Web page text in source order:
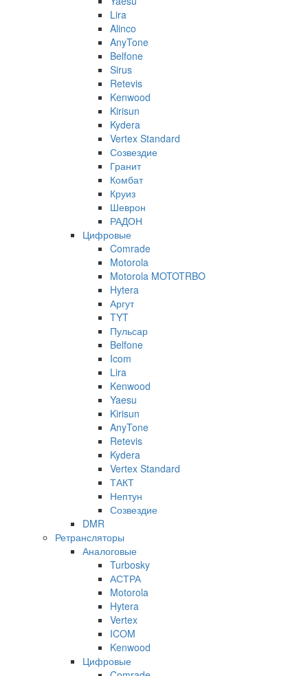
Lira
Alinco
AnyTone
Belfone
Sirus
Retevis
Kenwood
Kirisun
Kydera
Vertex Standard
Созвездие
Гранит
Комбат
Круиз
Шеврон
РАДОН
Цифровые
Comrade
Motorola
Motorola MOTOTRBO
Hytera
Аргут
TYT
Пульсар
Belfone
Icom
Lira
Kenwood
Yaesu
Kirisun
AnyTone
Retevis
Kydera
Vertex Standard
ТАКТ
Нептун
Созвездие
DMR
Ретрансляторы
Аналоговые
Turbosky
АСТРА
Motorola
Hytera
Vertex
ICOM
Kenwood
Цифровые